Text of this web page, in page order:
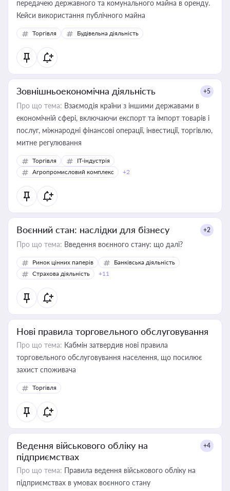
передачею державного та комунального майна в оренду.
Кейси використання публічного майна
Торгівля Будівельна діяльність
Зовнішньоекономічна діяльність +5
Про що тема: Взаємодія країни з іншими державами в
економічній сфері, включаючи експорт та імпорт товарів і
послуг, міжнародні фінансові операції, інвестиції, торгівлю,
митне регулювання
Торгівля
IT-індустрія
Агропромисловий комплекс
+2
Воєнний стан: наслідки для бізнесу +2
Про що тема: Введення воєнного стану: що далі?
Ринок цінних паперів
Банківська діяльність
Страхова діяльність
+11
Нові правила торговельного обслуговування
Про що тема: Кабмін затвердив нові правила
торговельного обслуговування населення, що посилює
захист споживача
Торгівля
Ведення військового обліку на
підприємствах
+4
Про що тема: Правила ведення військового обліку на
підприємствах в умовах воєнного стану